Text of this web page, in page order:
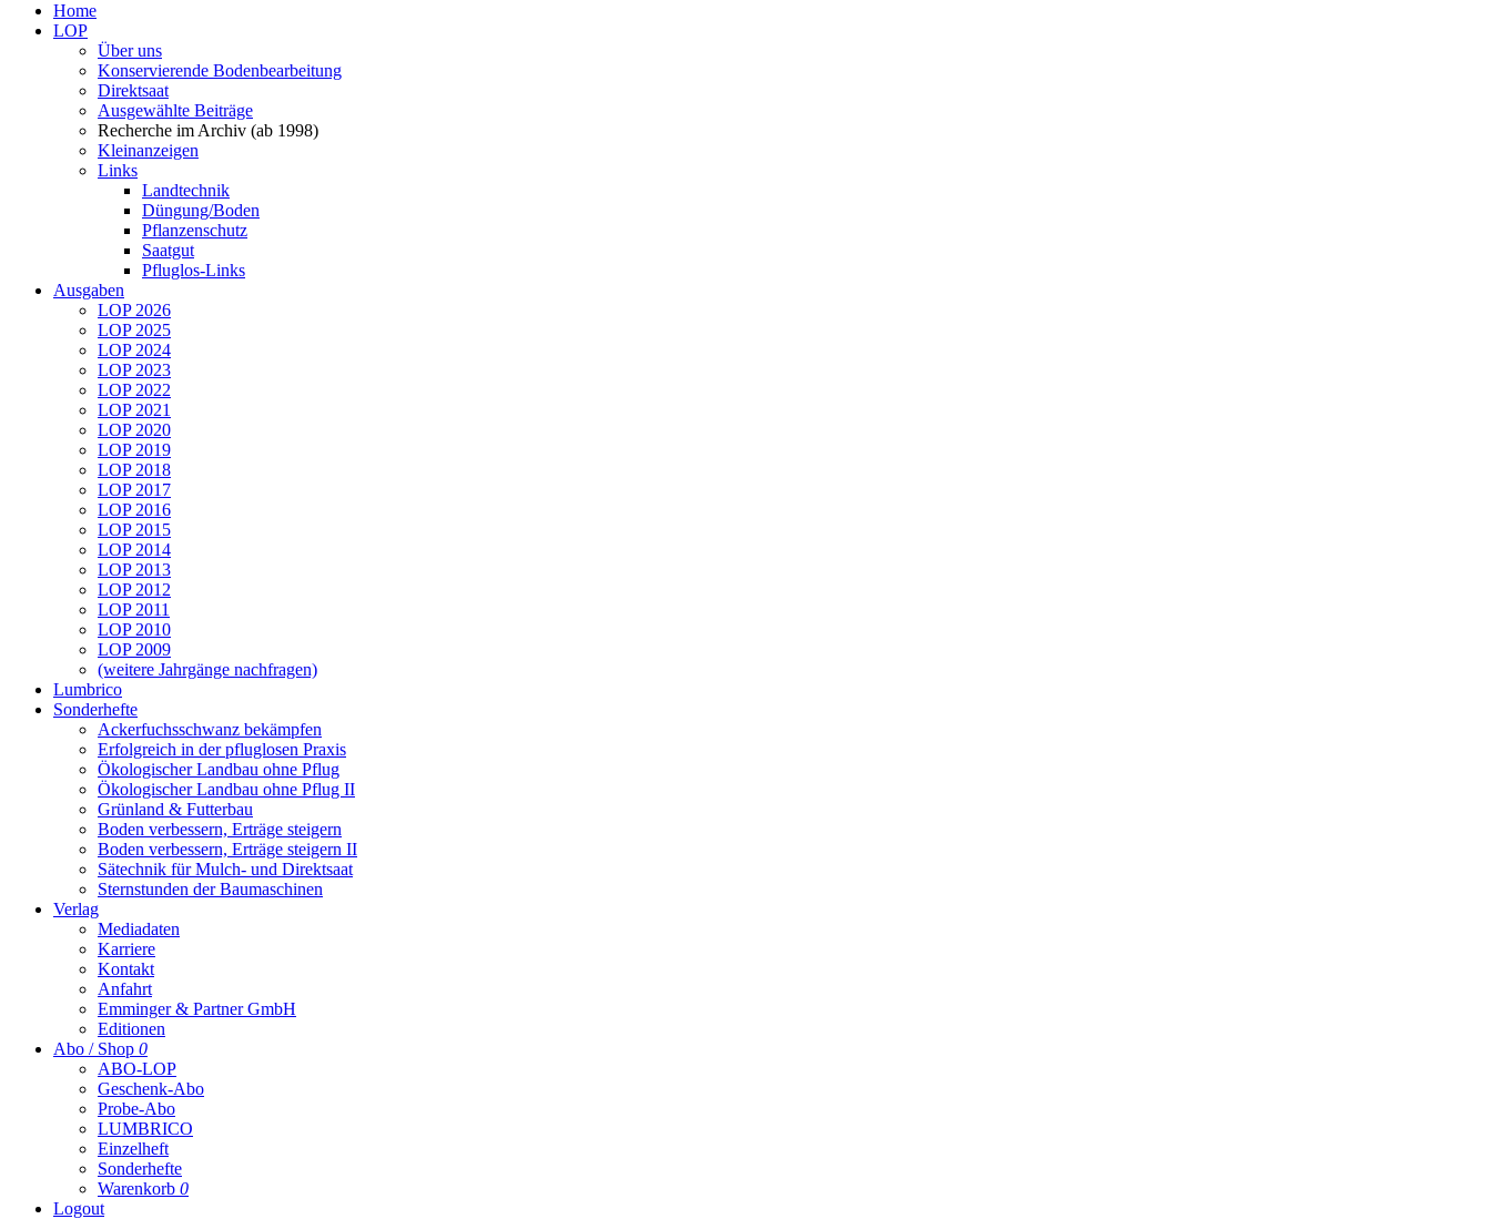
Home
LOP
Über uns
Konservierende Bodenbearbeitung
Direktsaat
Ausgewählte Beiträge
Recherche im Archiv (ab 1998)
Kleinanzeigen
Links
Landtechnik
Düngung/Boden
Pflanzenschutz
Saatgut
Pfluglos-Links
Ausgaben
LOP 2026
LOP 2025
LOP 2024
LOP 2023
LOP 2022
LOP 2021
LOP 2020
LOP 2019
LOP 2018
LOP 2017
LOP 2016
LOP 2015
LOP 2014
LOP 2013
LOP 2012
LOP 2011
LOP 2010
LOP 2009
(weitere Jahrgänge nachfragen)
Lumbrico
Sonderhefte
Ackerfuchsschwanz bekämpfen
Erfolgreich in der pfluglosen Praxis
Ökologischer Landbau ohne Pflug
Ökologischer Landbau ohne Pflug II
Grünland & Futterbau
Boden verbessern, Erträge steigern
Boden verbessern, Erträge steigern II
Sätechnik für Mulch- und Direktsaat
Sternstunden der Baumaschinen
Verlag
Mediadaten
Karriere
Kontakt
Anfahrt
Emminger & Partner GmbH
Editionen
Abo / Shop 0
ABO-LOP
Geschenk-Abo
Probe-Abo
LUMBRICO
Einzelheft
Sonderhefte
Warenkorb 0
Logout